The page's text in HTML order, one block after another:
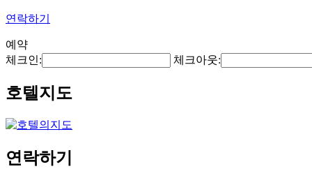
연락하기
예약
체크인:
체크아웃:
호텔지도
연락하기